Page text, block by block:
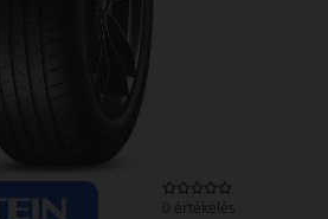
0 értékelés